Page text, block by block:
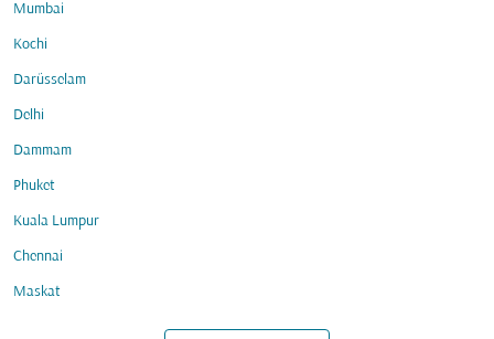
Mumbai
Kochi
Darüsselam
Delhi
Dammam
Phuket
Kuala Lumpur
Chennai
Maskat